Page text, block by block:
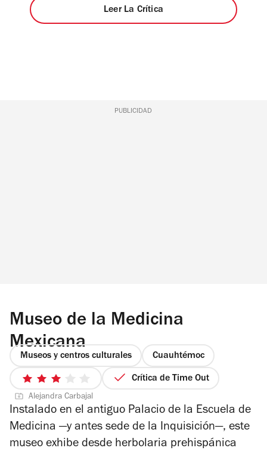
Leer La Crítica
PUBLICIDAD
Museo de la Medicina
Mexicana
Museos y centros culturales Cuauhtémoc
3
de
5
estrellas
Crítica de Time Out
Alejandra Carbajal
Instalado en el antiguo Palacio de la Escuela de
Medicina —y antes sede de la Inquisición—, este
museo exhibe desde herbolaria prehispánica